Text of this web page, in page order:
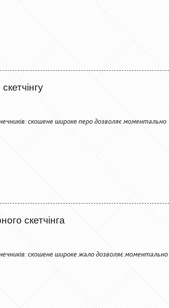
скошене широке перо дозволяє моментально
скетчінга
скошене широке жало дозволяє моментально